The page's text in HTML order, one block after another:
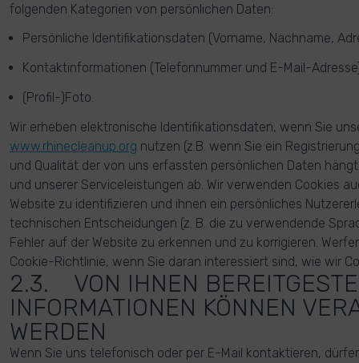
folgenden Kategorien von persönlichen Daten:
Persönliche Identifikationsdaten (Vorname, Nachname,
Kontaktinformationen (Telefonnummer und E-Mail-
(Profil-)Foto.
Wir erheben elektronische Identifikationsdaten, wenn Sie
www.rhinecleanup.org nutzen (z.B. wenn Sie ein
und Qualität der von uns erfassten persönlichen Daten
und unserer Serviceleistungen ab. Wir verwenden Cookies
Website zu identifizieren und ihnen ein persönliches
technischen Entscheidungen (z. B. die zu verwendende
Fehler auf der Website zu erkennen und zu korrigieren.
Cookie-Richtlinie, wenn Sie daran interessiert sind, wie wir
2.3. VON IHNEN
INFORMATIONEN KÖNNEN
WERDEN
Wenn Sie uns telefonisch oder per E-Mail kontaktieren,